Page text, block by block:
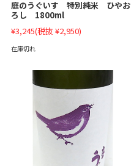
庭のうぐいす 特別純米 ひやお
ろし 1800ml
¥3,245(税抜 ¥2,950)
在庫切れ